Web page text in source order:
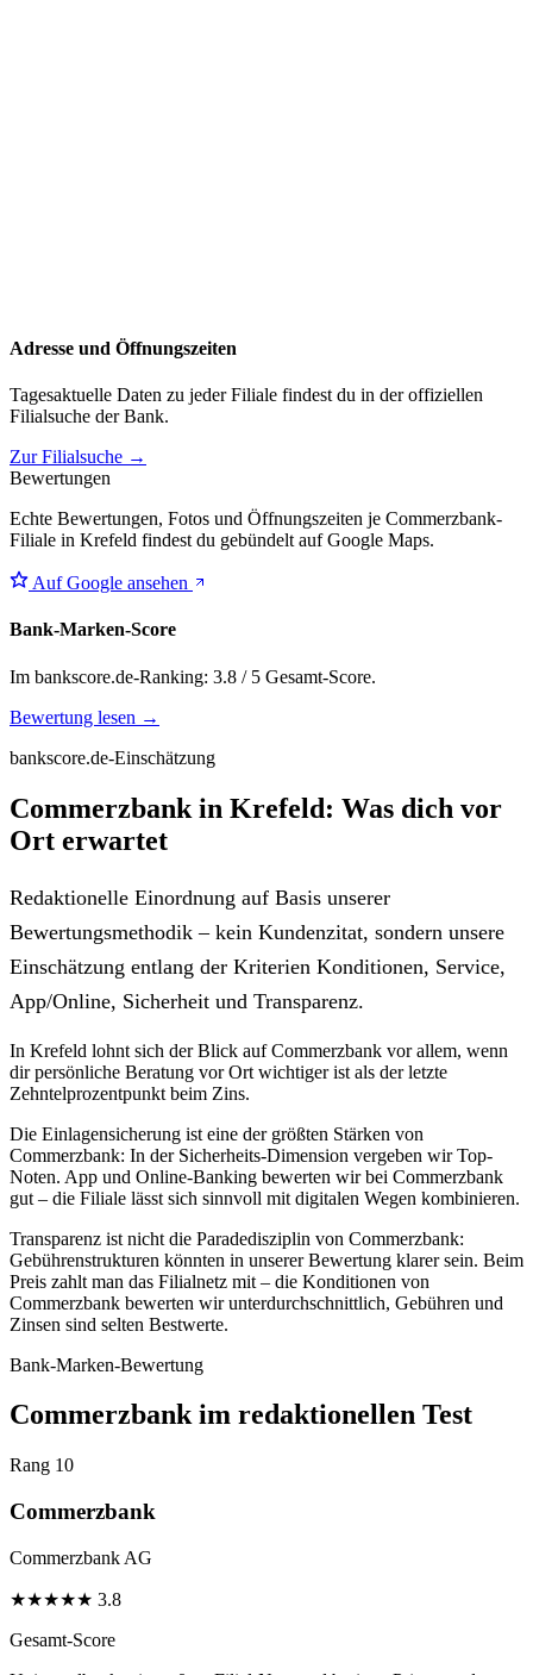
Adresse und Öffnungszeiten
Tagesaktuelle Daten zu jeder Filiale findest du in der offiziellen
Filialsuche der Bank.
Zur Filialsuche →
Bewertungen
Echte Bewertungen, Fotos und Öffnungszeiten je Commerzbank-
Filiale in Krefeld findest du gebündelt auf Google Maps.
Auf Google ansehen
Bank-Marken-Score
Im bankscore.de-Ranking: 3.8 / 5 Gesamt-Score.
Bewertung lesen →
bankscore.de-Einschätzung
Commerzbank in Krefeld: Was dich vor
Ort erwartet
Redaktionelle Einordnung auf Basis unserer
Bewertungsmethodik – kein Kundenzitat, sondern unsere
Einschätzung entlang der Kriterien Konditionen, Service,
App/Online, Sicherheit und Transparenz.
In Krefeld lohnt sich der Blick auf Commerzbank vor allem, wenn
dir persönliche Beratung vor Ort wichtiger ist als der letzte
Zehntelprozentpunkt beim Zins.
Die Einlagensicherung ist eine der größten Stärken von
Commerzbank: In der Sicherheits-Dimension vergeben wir Top-
Noten. App und Online-Banking bewerten wir bei Commerzbank
gut – die Filiale lässt sich sinnvoll mit digitalen Wegen kombinieren.
Transparenz ist nicht die Paradedisziplin von Commerzbank:
Gebührenstrukturen könnten in unserer Bewertung klarer sein. Beim
Preis zahlt man das Filialnetz mit – die Konditionen von
Commerzbank bewerten wir unterdurchschnittlich, Gebühren und
Zinsen sind selten Bestwerte.
Bank-Marken-Bewertung
Commerzbank im redaktionellen Test
Rang 10
Commerzbank
Commerzbank AG
★★★★★ 3.8
Gesamt-Score